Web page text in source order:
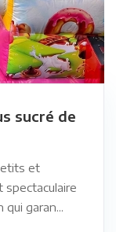
sucré de
et
spectaculaire
qui garan...